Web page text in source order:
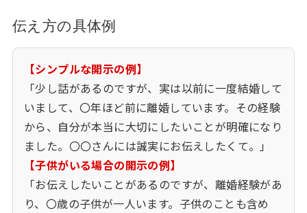
伝え方の具体例
【シンプルな開示の例】
「少し話があるのですが、実は以前に一度結婚して
いまして、〇年ほど前に離婚しています。その経験
から、自分が本当に大切にしたいことが明確になり
ました。〇〇さんには誠実にお伝えしたくて。」
【子供がいる場合の開示の例】
「お伝えしたいことがあるのですが、離婚経験があ
り、〇歳の子供が一人います。子供のことも含め